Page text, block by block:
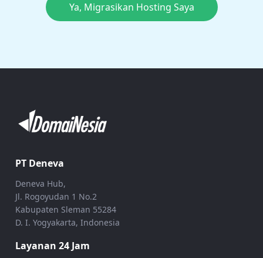
Ya, Migrasikan Hosting Saya
PT Deneva
Deneva Hub,
Jl. Rogoyudan 1 No.2
Kabupaten Sleman 55284
D. I. Yogyakarta, Indonesia
Layanan 24 Jam